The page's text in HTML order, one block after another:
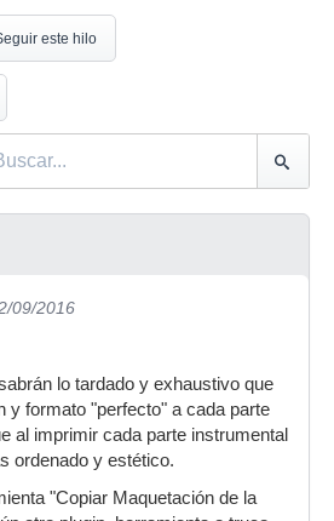
este hilo
09/2016
lo tardado y exhaustivo que
y formato "perfecto" a cada parte
al imprimir cada parte instrumental
ordenado y estético.
"Copiar Maquetación de la